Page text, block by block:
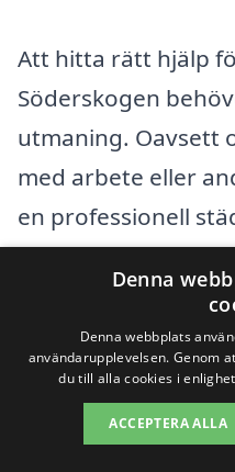
Att hitta rätt hjälp
Söderskogen
utmaning. Oavsett
med arbete eller
en professionell
underlätta din
använda
pris-p8a.se kan du
olika företag som
ditt närområde.
finns det flera
Denna
Denna webbplats
användarupplevelsen. Genom
du till alla cookies i
ACCEPTERA ALLA